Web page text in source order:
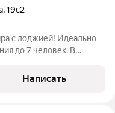
,19с2
с лоджией! Идеально
до 7 человек. В
от наших партнеров
Написать